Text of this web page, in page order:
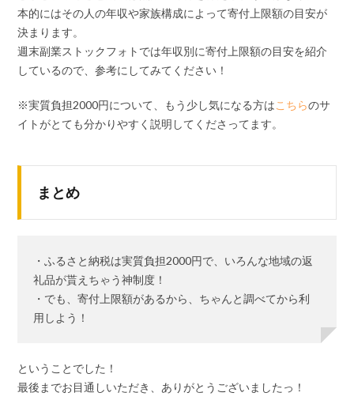
本的にはその人の年収や家族構成によって寄付上限額の目安が
決まります。
週末副業ストックフォトでは年収別に寄付上限額の目安を紹介
しているので、参考にしてみてください！
※実質負担2000円について、もう少し気になる方はこちらのサ
イトがとても分かりやすく説明してくださってます。
まとめ
・ふるさと納税は実質負担2000円で、いろんな地域の返
礼品が貰えちゃう神制度！
・でも、寄付上限額があるから、ちゃんと調べてから利
用しよう！
ということでした！
最後までお目通しいただき、ありがとうございましたっ！